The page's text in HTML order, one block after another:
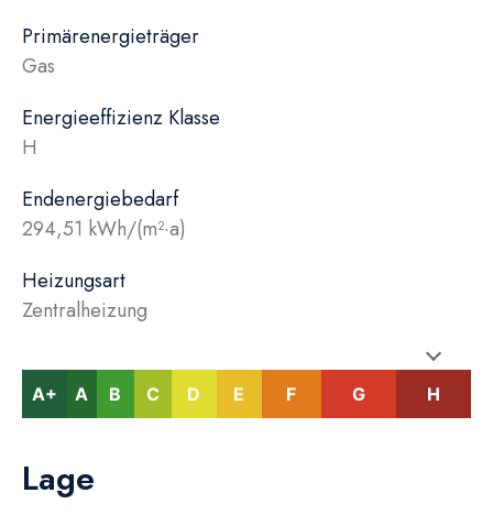
Primärenergieträger
Gas
Energieeffizienz Klasse
H
Endenergiebedarf
294,51 kWh/(m²·a)
Heizungsart
Zentralheizung
A+ A B C D E F G H
Lage